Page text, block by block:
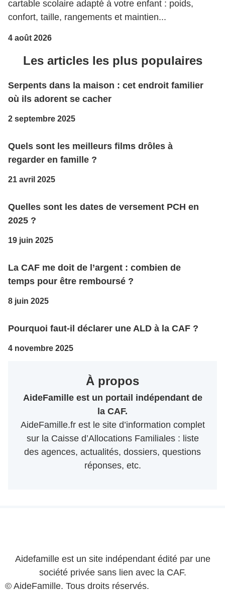
cartable scolaire adapté à votre enfant : poids,
confort, taille, rangements et maintien...
4 août 2026
Les articles les plus populaires
Serpents dans la maison : cet endroit familier
où ils adorent se cacher
2 septembre 2025
Quels sont les meilleurs films drôles à
regarder en famille ?
21 avril 2025
Quelles sont les dates de versement PCH en
2025 ?
19 juin 2025
La CAF me doit de l’argent : combien de
temps pour être remboursé ?
8 juin 2025
Pourquoi faut-il déclarer une ALD à la CAF ?
4 novembre 2025
À propos
AideFamille est un portail indépendant de
la CAF.
AideFamille.fr est le site d’information complet
sur la Caisse d’Allocations Familiales : liste
des agences, actualités, dossiers, questions
réponses, etc.
Aidefamille est un site indépendant édité par une
société privée sans lien avec la CAF.
© AideFamille. Tous droits réservés.